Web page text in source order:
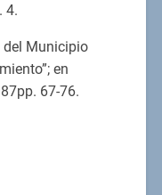
4.
del Municipio
en
67-76.